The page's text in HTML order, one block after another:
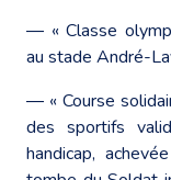
― « Classe
au stade André-
― « Course
des sportifs
handicap,